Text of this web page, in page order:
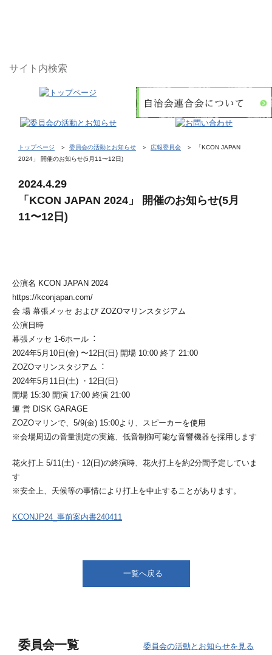
トップページ 委員会の活動とお知らせ 広報委員会
「KCON JAPAN
2024」 開催のお知らせ(5月11〜12日)
2024.4.29
「KCON JAPAN 2024」 開催のお知らせ(5月
11〜12日)
公演名 KCON JAPAN 2024
https://kconjapan.com/
会 場 幕張メッセ および ZOZOマリンスタジアム
公演⽇時
幕張メッセ 1-6ホール︓
2024年5⽉10⽇(⾦) 〜12⽇(⽇) 開場 10:00 終了 21:00
ZOZOマリンスタジアム︓
2024年5⽉11⽇(⼟) ・12⽇(⽇)
開場 15:30 開演 17:00 終演 21:00
運 営 DISK GARAGE
ZOZOマリンで、5/9(⾦) 15:00より、スピーカーを使⽤
※会場周辺の⾳量測定の実施、低⾳制御可能な⾳響機器を採⽤します
花⽕打上 5/11(⼟)・12(⽇)の終演時、花⽕打上を約2分間予定していま
す
※安全上、天候等の事情により打上を中⽌することがあります。
KCONJP24_事前案内書240411
一覧へ戻る
委員会一覧 委員会の活動とお知らせを見る